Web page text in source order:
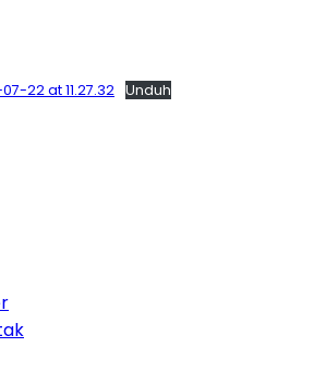
22 at 11.27.32 Unduh